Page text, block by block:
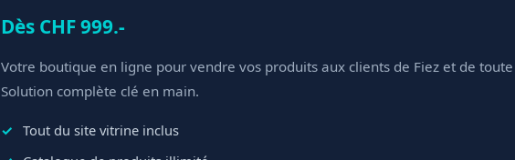
Dès CHF 999.-
Votre boutique en ligne pour vendre vos produits aux clients de Fiez et de toute
Solution complète clé en main.
Tout du site vitrine inclus